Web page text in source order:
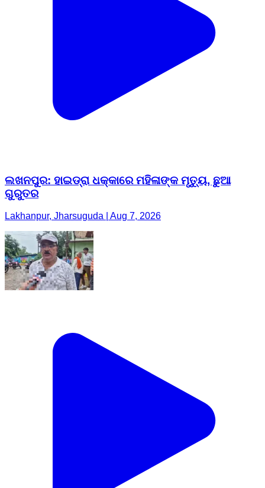
ଲଖନପୁର: ହାଇଡ୍ରା ଧକ୍କାରେ ମହିଳାଙ୍କ ମୃତ୍ୟୁ, ଛୁଆ
ଗୁରୁତର
Lakhanpur, Jharsuguda | Aug 7, 2026